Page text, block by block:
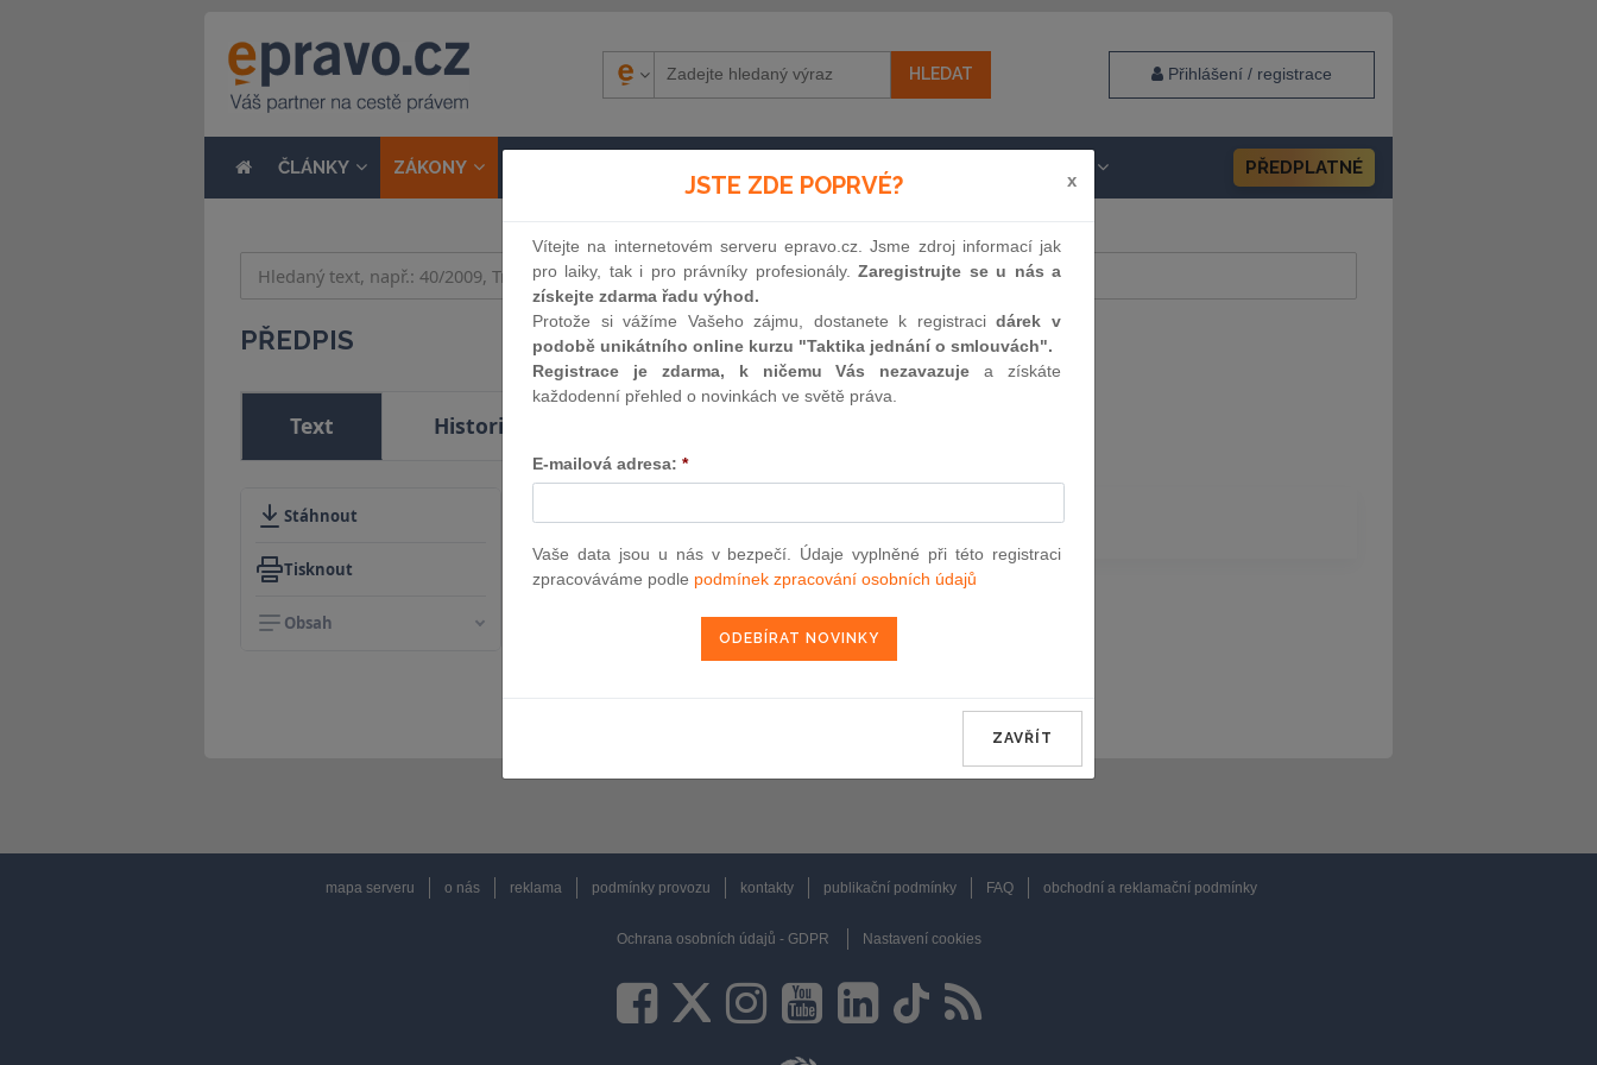
Přihlášení / registrace
ČLÁNKY ZÁKONY AKTUÁLNĚ PŘEDPLATNÉ
PŘEDPIS
Text Historie
Stáhnout
Tisknout
Obsah
Znění
mapa serveru o nás reklama podmínky provozu kontakty publikační podmínky FAQ obchodní a reklamační podmínky
Ochrana osobních údajů - GDPR Nastavení cookies
JSTE ZDE POPRVÉ? x
Vítejte na internetovém serveru epravo.cz. Jsme zdroj informací jak
pro laiky, tak i pro právníky profesionály.Zaregistrujte se u nás a
získejte zdarma řadu výhod.
Protože si vážíme Vašeho zájmu, dostanete k registracidárek v
podobě unikátního online kurzu "Taktika jednání o smlouvách".
Registrace je zdarma, k ničemu Vás nezavazuje a získáte
každodenní přehled o novinkách ve světě práva.
E-mailová adresa: *
Vaše data jsou u nás v bezpečí. Údaje vyplněné při této registraci
zpracováváme podle podmínek zpracování osobních údajů
ZAVŘÍT